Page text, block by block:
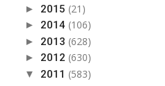
► 2015 (21)
► 2014 (106)
► 2013 (628)
► 2012 (630)
▼ 2011 (583)